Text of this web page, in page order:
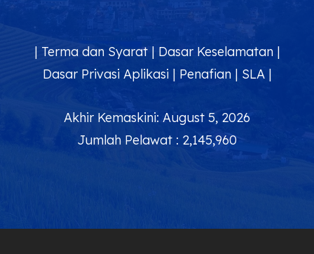
| Terma dan Syarat| Dasar Keselamatan|
Dasar Privasi Aplikasi| Penafian| SLA|
Akhir Kemaskini: August 5, 2026
Jumlah Pelawat : 2,145,960